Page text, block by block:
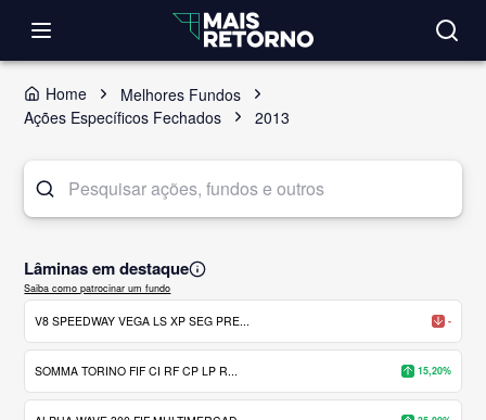
Home
Melhores Fundos
Ações Específicos Fechados
2013
Lâminas em destaque
Saiba como patrocinar um fundo
V8 SPEEDWAY VEGA LS XP SEG PRE... -
SOMMA TORINO FIF CI RF CP LP R... 15,20%